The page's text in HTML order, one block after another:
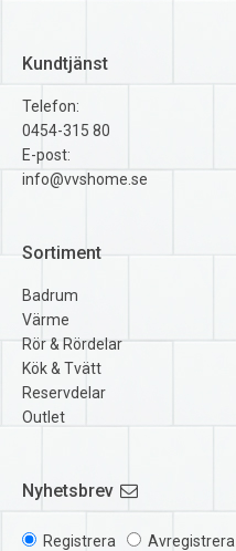
Kundtjänst
Telefon:
0454-315 80
E-post:
info@vvshome.se
Sortiment
Badrum
Värme
Rör & Rördelar
Kök & Tvätt
Reservdelar
Outlet
Nyhetsbrev
Registrera Avregistrera